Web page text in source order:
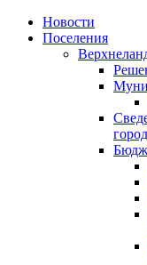
Skip
Новости
Поселения